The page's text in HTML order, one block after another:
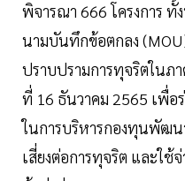
พิจารณา 666 โครงการ ทั้
นามบันทึกข้อตกลง
ปราบปรามการทุจริตในภ
ที่ 16 ธันวาคม 2565 เพื่อ
ในการบริหารกองทุนพัฒ
เสี่ยงต่อการทุจริต และใ